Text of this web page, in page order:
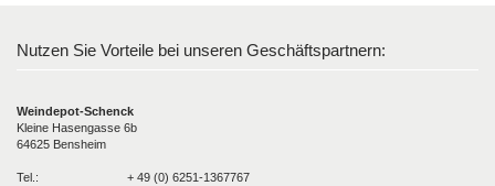
Nutzen Sie Vorteile bei unseren Geschäftspartnern:
Weindepot-Schenck
Kleine Hasengasse 6b
64625 Bensheim
Tel.:
+ 49 (0) 6251-1367767